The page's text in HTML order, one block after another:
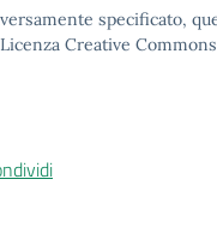
specificato,
Licenza Creative